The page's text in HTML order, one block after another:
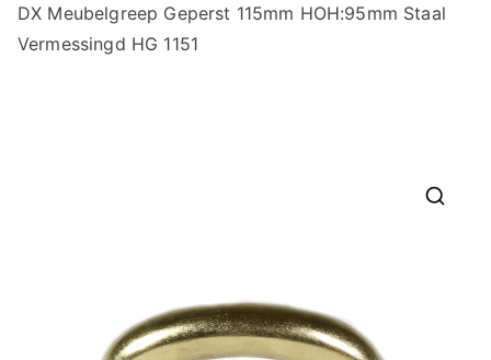
DX Meubelgreep Geperst 115mm HOH:95mm Staal
Vermessingd HG 1151